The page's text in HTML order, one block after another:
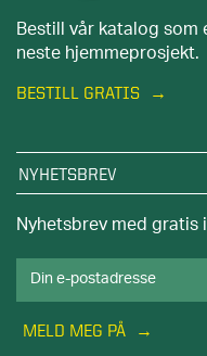
Bestill vår katalog
neste hjemmeprosjekt.
BESTILL GRATIS
NYHETSBREV
Nyhetsbrev med gratis
MELD MEG PÅ